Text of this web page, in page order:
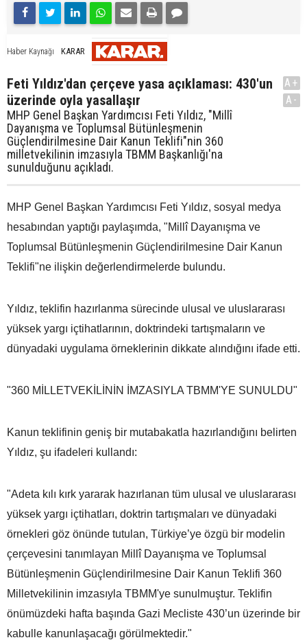
Haber Kaynağı KARAR
Feti Yıldız'dan çerçeve yasa açıklaması: 430'un
üzerinde oyla yasallaşır
MHP Genel Başkan Yardımcısı Feti Yıldız, "Millî
Dayanışma ve Toplumsal Bütünleşmenin
Güçlendirilmesine Dair Kanun Teklifi"nin 360
milletvekilinin imzasıyla TBMM Başkanlığı'na
sunulduğunu açıkladı.
A+
A-
MHP Genel Başkan Yardımcısı Feti Yıldız, sosyal medya
hesabından yaptığı paylaşımda, "Millî Dayanışma ve
Toplumsal Bütünleşmenin Güçlendirilmesine Dair Kanun
Teklifi"ne ilişkin değerlendirmelerde bulundu.
Yıldız, teklifin hazırlanma sürecinde ulusal ve uluslararası
yüksek yargı içtihatlarının, doktrindeki tartışmaların ve
dünyadaki uygulama örneklerinin dikkate alındığını ifade etti.
"360 MİLLETVEKİLİNİN İMZASIYLA TBMM'YE SUNULDU"
Kanun teklifinin geniş bir mutabakatla hazırlandığını belirten
Yıldız, şu ifadeleri kullandı:
"Adeta kılı kırk yararak hazırlanan tüm ulusal ve uluslararası
yüksek yargı içtihatları, doktrin tartışmaları ve dünyadaki
örnekleri göz önünde tutulan, Türkiye’ye özgü bir modelin
çerçevesini tanımlayan Millî Dayanışma ve Toplumsal
Bütünleşmenin Güçlendirilmesine Dair Kanun Teklifi 360
Milletvekilinin imzasıyla TBMM'ye sunulmuştur. Teklifin
önümüzdeki hafta başında Gazi Mecliste 430’un üzerinde bir
kabulle kanunlaşacağı görülmektedir."